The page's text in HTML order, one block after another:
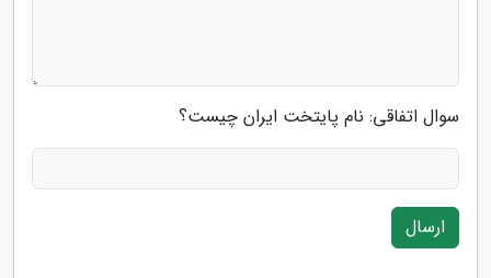
سوال اتفاقی: نام پایتخت ایران چیست؟
ارسال